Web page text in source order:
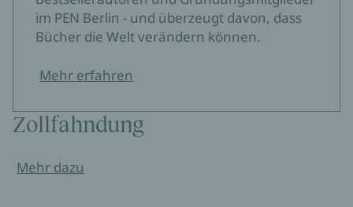
im PEN Berlin - und überzeugt davon, dass
Bücher die Welt verändern können.
Mehr erfahren
Zollfahndung
Mehr dazu